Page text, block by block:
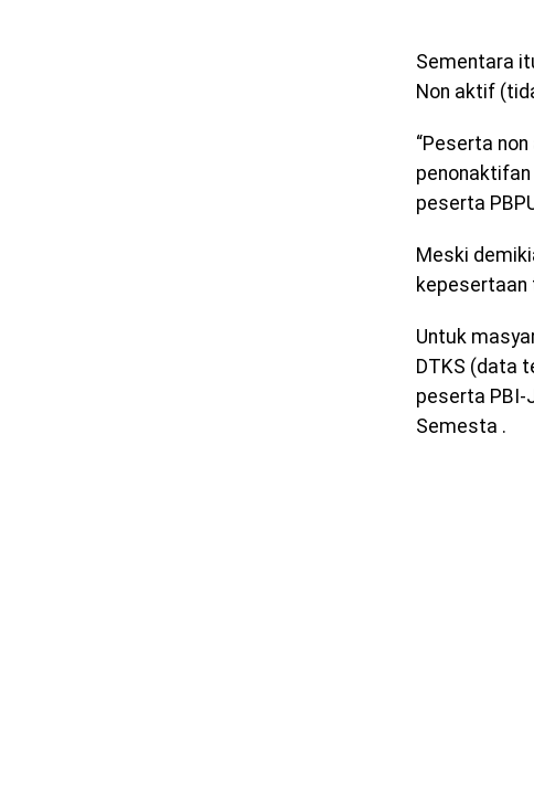
Sementara
Non aktif
“Peserta
peserta
Meski
Untuk
DTKS (data
peserta PBI-
Semesta .